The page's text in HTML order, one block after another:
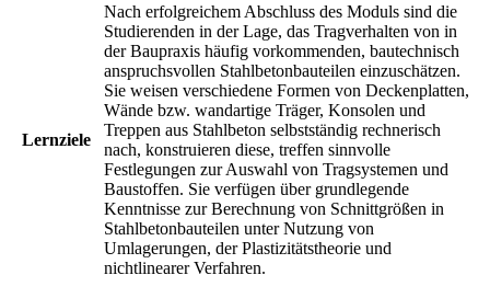
Lernziele
Nach erfolgreichem Abschluss des Moduls sind die
Studierenden in der Lage, das Tragverhalten von in
der Baupraxis häufig vorkommenden, bautechnisch
anspruchsvollen Stahlbetonbauteilen einzuschätzen.
Sie weisen verschiedene Formen von Deckenplatten,
Wände bzw. wandartige Träger, Konsolen und
Treppen aus Stahlbeton selbstständig rechnerisch
nach, konstruieren diese, treffen sinnvolle
Festlegungen zur Auswahl von Tragsystemen und
Baustoffen. Sie verfügen über grundlegende
Kenntnisse zur Berechnung von Schnittgrößen in
Stahlbetonbauteilen unter Nutzung von
Umlagerungen, der Plastizitätstheorie und
nichtlinearer Verfahren.